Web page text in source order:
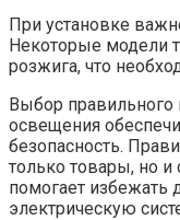
При установке
Некоторые модели
розжига, что
Выбор правильного
освещения
безопасность.
только товары, но и
помогает избежать
электрическую